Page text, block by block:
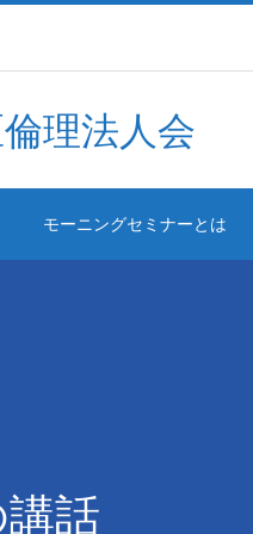
理法人会
モーニングセミナーとは
話